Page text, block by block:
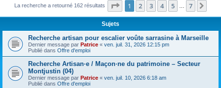
c
La recherche a retourné 162 résultats Page 1sur7
1 2 3 4 5 7
Sujets
Recherche artisan pour escalier voûte sarrasine à Marseille
Dernier message par Patrice « ven. juil. 31, 2026 12:15 pm
Publié dans Offre d'emploi
Recherche Artisan·e / Maçon·ne du patrimoine – Secteur
Montjustin (04)
Dernier message par Patrice « ven. juil. 10, 2026 6:18 am
Publié dans Offre d'emploi